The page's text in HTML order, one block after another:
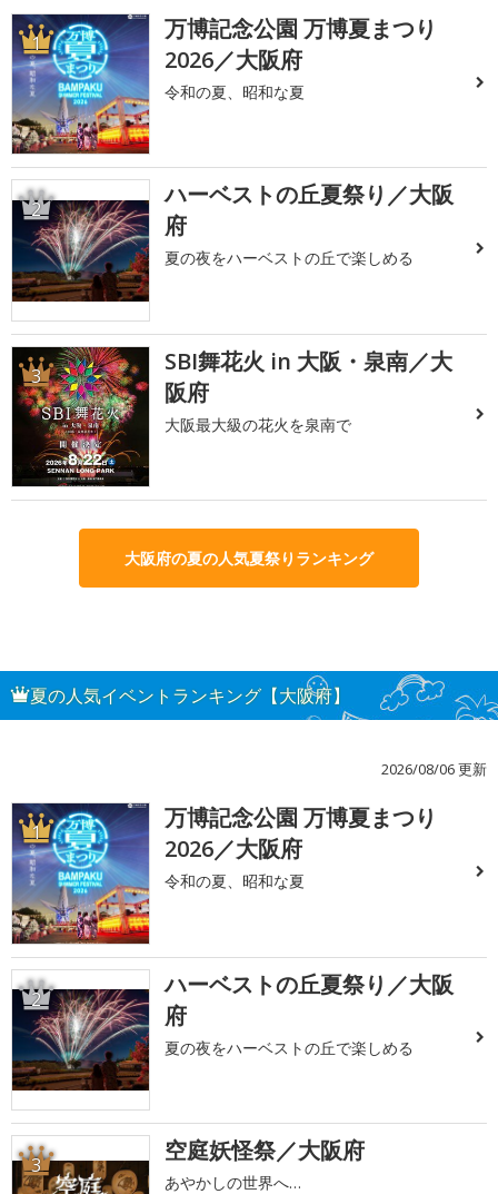
1
万博記念公園 万博夏まつり
2026／大阪府
令和の夏、昭和な夏
2
ハーベストの丘夏祭り／大阪
府
夏の夜をハーベストの丘で楽しめる
3
SBI舞花火 in 大阪・泉南／大
阪府
大阪最大級の花火を泉南で
大阪府の夏の人気夏祭りランキング
夏の人気イベントランキング【大阪府】
2026/08/06 更新
1
万博記念公園 万博夏まつり
2026／大阪府
令和の夏、昭和な夏
2
ハーベストの丘夏祭り／大阪
府
夏の夜をハーベストの丘で楽しめる
3 空庭妖怪祭／大阪府
あやかしの世界へ…